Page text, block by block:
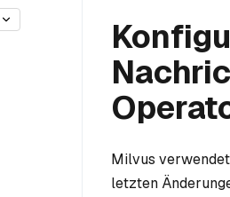
Milvus
letzten